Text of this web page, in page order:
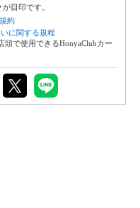
目印です。
約
に関する規程
で使用できるHonyaClubカー